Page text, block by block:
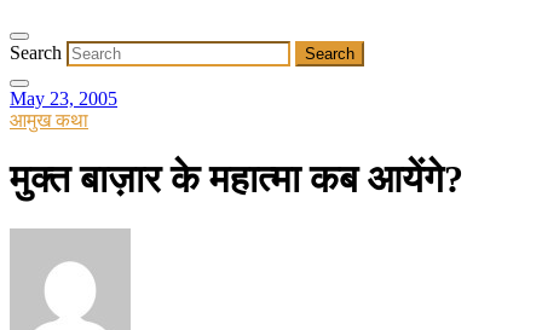
Search
May 23, 2005
आमुख कथा
मुक्त बाज़ार के महात्मा कब आयेंगे?